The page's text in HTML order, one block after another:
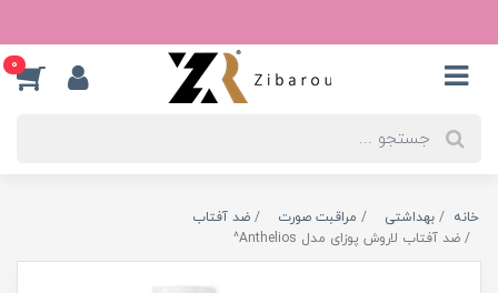
0
خانه بهداشتی مراقبت صورت
ضد آفتاب
ضد آفتاب لاروش پوزای مدل Anthelios^